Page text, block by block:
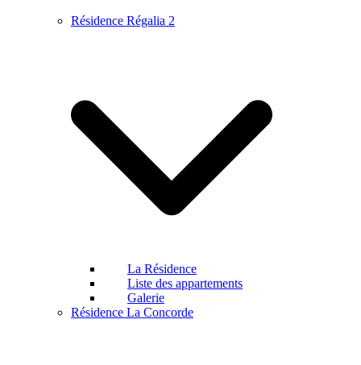
Résidence Régalia 2
La Résidence
Liste des appartements
Galerie
Résidence La Concorde